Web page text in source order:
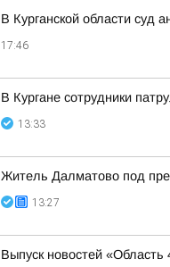
В Курганской области суд
17:46
В Кургане сотрудники
13:33
Житель Далматово под
13:27
Выпуск новостей